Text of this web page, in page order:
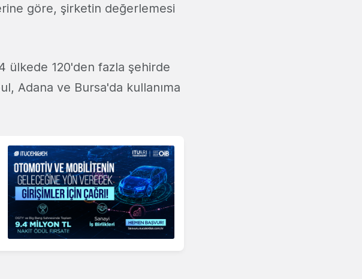
göre, şirketin değerlemesi
ülkede 120'den fazla şehirde
Adana ve Bursa'da kullanıma